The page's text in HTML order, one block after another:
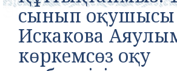
сынып оқушысы
Искакова
көркемсөз оқу